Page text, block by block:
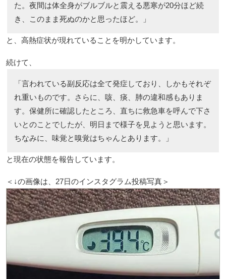
た。夜間は体全身がブルブルと震える悪寒が20分ほど続
き、このまま死ぬのかと思ったほど。」
と、高熱症状が現れていることを明かしています。
続けて、
「言われている副反応は全て発症しており、しかもそれぞ
れ重いものです。さらに、咳、痰、肺の違和感もありま
す。保健所に確認したところ、直ちに救急車を呼んで下さ
いとのことでしたが、明日まで様子を見ようと思います。
ちなみに、味覚と嗅覚はちゃんとあります。」
と現在の状態を報告しています。
＜↓の画像は、27日のインスタグラム投稿写真＞